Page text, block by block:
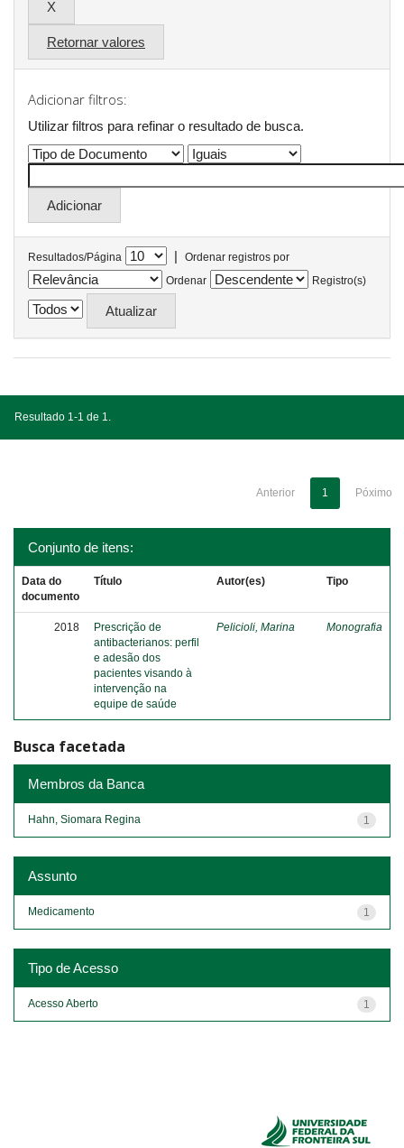
Retornar valores
Adicionar filtros:
Utilizar filtros para refinar o resultado de busca.
Resultados/Página |
Ordenar registros por
Ordenar
Registro(s)
Resultado 1-1 de 1.
Anterior 1 Póximo
Conjunto de itens:
Data do
documento
Título Autor(es) Tipo
2018
Prescrição de
antibacterianos: perfil
e adesão dos
pacientes visando à
intervenção na
equipe de saúde
Pelicioli, Marina Monografia
Busca facetada
Membros da Banca
1
Hahn, Siomara Regina
Assunto
1
Medicamento
Tipo de Acesso
1
Acesso Aberto